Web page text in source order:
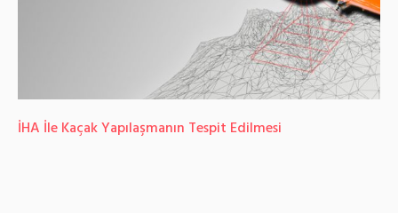
İHA İle Kaçak Yapılaşmanın Tespit Edilmesi